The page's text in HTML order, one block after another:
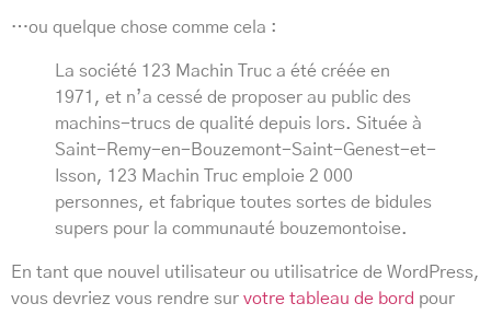
…ou quelque chose comme cela :
La société 123 Machin Truc a été créée en
1971, et n’a cessé de proposer au public des
machins-trucs de qualité depuis lors. Située à
Saint-Remy-en-Bouzemont-Saint-Genest-et-
Isson, 123 Machin Truc emploie 2 000
personnes, et fabrique toutes sortes de bidules
supers pour la communauté bouzemontoise.
En tant que nouvel utilisateur ou utilisatrice de WordPress,
vous devriez vous rendre sur votre tableau de bord pour